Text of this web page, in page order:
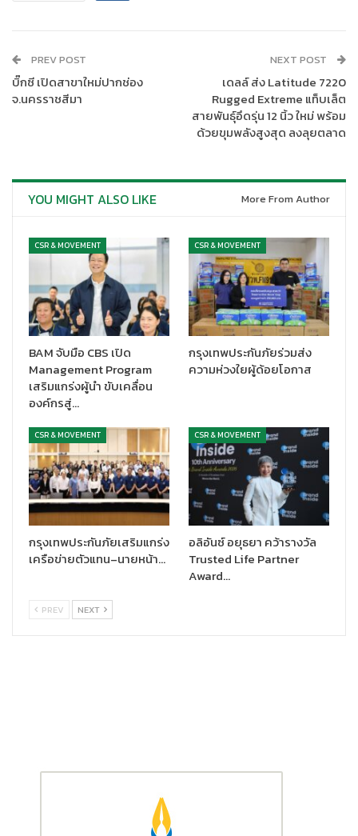
PREV POST
บิ๊กซี เปิดสาขาใหม่ปากช่อง
จ.นครราชสีมา
NEXT POST
เดลล์ ส่ง Latitude 7220
Rugged Extreme แท็บเล็ต
สายพันธุ์อึดรุ่น 12 นิ้ว ใหม่ พร้อม
ด้วยขุมพลังสูงสุด ลงลุยตลาด
YOU MIGHT ALSO LIKE More From Author
CSR & MOVEMENT
BAM จับมือ CBS เปิด
Management Program
เสริมแกร่งผู้นำ ขับเคลื่อน
องค์กรสู่…
CSR & MOVEMENT
กรุงเทพประกันภัยร่วมส่ง
ความห่วงใยผู้ด้อยโอกาส
CSR & MOVEMENT
กรุงเทพประกันภัยเสริมแกร่ง
เครือข่ายตัวแทน–นายหน้า…
CSR & MOVEMENT
อลิอันซ์ อยุธยา คว้ารางวัล
Trusted Life Partner
Award…
PREV NEXT